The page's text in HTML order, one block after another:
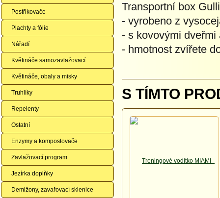
Postřikovače
Plachty a fólie
Nářadí
Květináče samozavlažovací
Květináče, obaly a misky
Truhlíky
Repelenty
Ostatní
Enzymy a kompostovače
Zavlažovací program
Jezírka doplňky
Demižony, zavařovací sklenice
Transportní box
- vyrobeno z
- s kovovými
- hmotnost zvířete
S TÍMTO